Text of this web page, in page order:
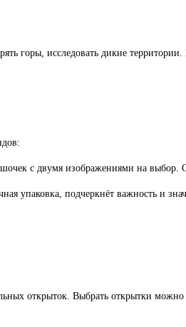
горы, исследовать дикие
с двумя изображениями на
упаковка, подчеркнёт важность и
открыток. Выбрать открытки можно